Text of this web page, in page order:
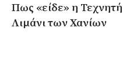
Πως «είδε» η
Λιμάνι των Χανίων